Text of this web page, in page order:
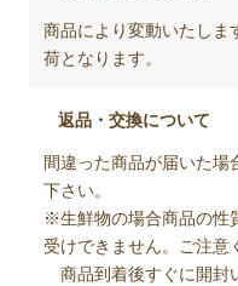
商品により変動いたしま
荷となります。
返品・交換について
間違った商品が届いた場
下さい。
※生鮮物の場合商品の性
受けできません。ご注意
商品到着後すぐに開封